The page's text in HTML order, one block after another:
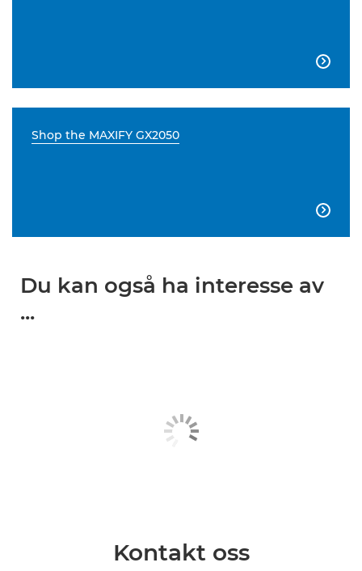

Shop the MAXIFY GX2050

Du kan også ha interesse av
...
Kontakt oss